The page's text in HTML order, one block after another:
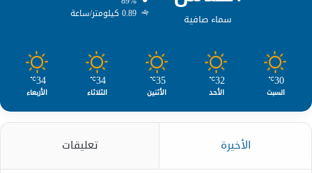
سماء صافية
0.89 كيلومتر/ساعة
30
℃
السبت
32
℃
الأحد
35
℃
الأثنين
34
℃
الثلاثاء
34
℃
الأربعاء
الأخيرة تعليقات